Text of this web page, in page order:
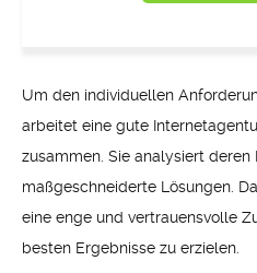
Um den individuellen
arbeitet eine gute
zusammen. Sie analysiert
maßgeschneiderte Lösungen.
eine enge und vertrauensvolle
besten Ergebnisse zu erzielen.